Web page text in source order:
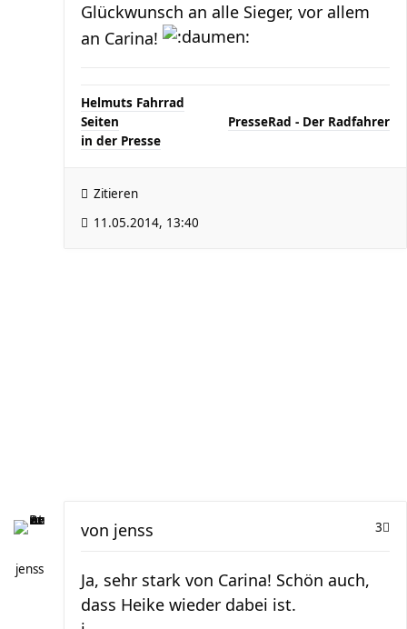
Glückwunsch an alle Sieger, vor allem
an Carina!
Helmuts Fahrrad
Seiten
PresseRad - Der Radfahrer
in der Presse
Zitieren
11.05.2014, 13:40
jenss
3
von jenss
Ja, sehr stark von Carina! Schön auch,
dass Heike wieder dabei ist.